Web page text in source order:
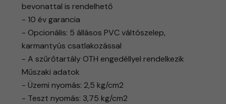
bevonattal is rendelhető
- 10 év garancia
- Opcionális: 5 állásos PVC váltószelep,
karmantyús csatlakozással
- A szűrőtartály OTH engedéllyel rendelkezik
Műszaki adatok
- Üzemi nyomás: 2,5 kg/cm2
- Teszt nyomás: 3,75 kg/cm2